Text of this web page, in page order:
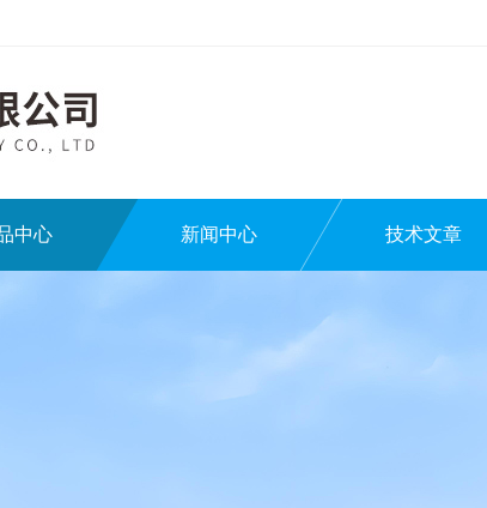
中心 新闻中心 技术文章